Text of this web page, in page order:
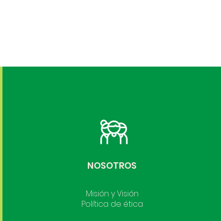
CONOCE MÁS
NOSOTROS
Misión y Visión
Política de ética